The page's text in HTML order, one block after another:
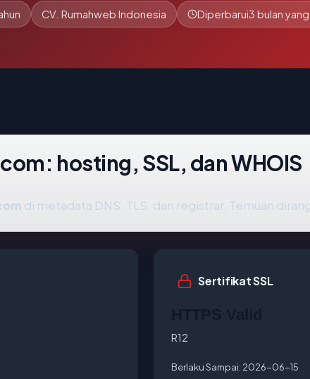
CV. Rumahweb Indonesia Diperbarui3 bulan yang
hosting, SSL, dan WHOIS
di metadata DNS, TLS, dan registrar. Temuan
Sertifikat SSL
R12
Berlaku Sampai: 2026-06-15